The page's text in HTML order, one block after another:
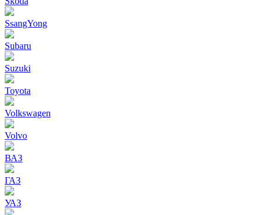
SsangYong
Subaru
Suzuki
Toyota
Volkswagen
Volvo
ВАЗ
ГАЗ
УАЗ